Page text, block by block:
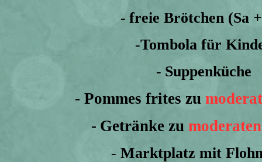
- freie Brötchen (Sa
-Tombola für
- Suppenküche
- Pommes frites zu
- Getränke zumoderaten
-Marktplatz mit